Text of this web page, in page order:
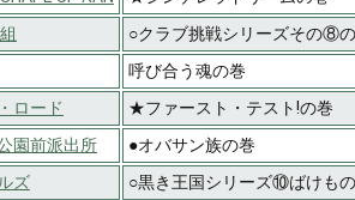
○クラブ挑戦シリーズその⑧
呼び合う魂の巻
ロード
★ファースト・テスト!の巻
園前派出所
●オバサン族の巻
ズ
○黒き王国シリーズ⑩ばけも